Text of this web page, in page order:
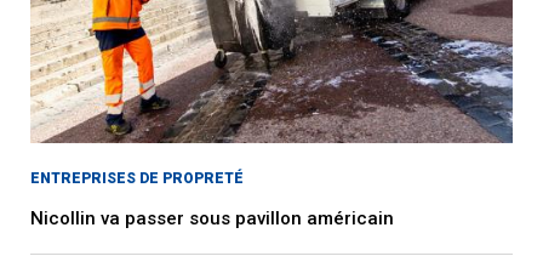
ENTREPRISES DE PROPRETÉ
Nicollin va passer sous pavillon américain